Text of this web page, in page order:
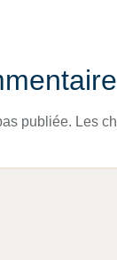
publiée. Les